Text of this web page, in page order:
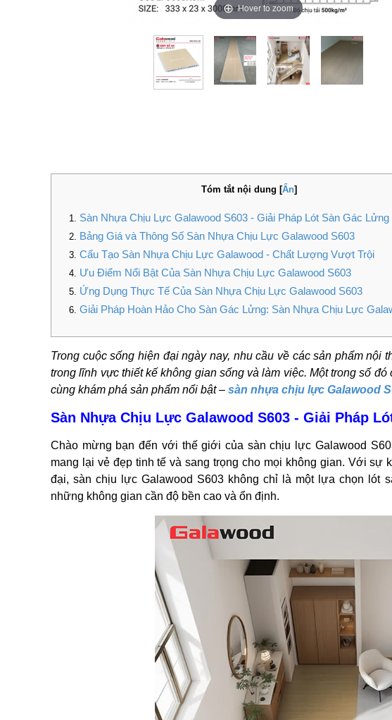
Hover to zoom
Tóm tắt nội dung [Ẩn]
Sàn Nhựa Chịu Lực Galawood S603 - Giải Pháp Lót Sàn Gác Lửng
Bảng Giá và Thông Số Sàn Nhựa Chịu Lực Galawood S603
Cấu Tạo Sàn Nhựa Chịu Lực Galawood - Chất Lượng Vượt Trội
Ưu Điểm Nổi Bật Của Sàn Nhựa Chịu Lực Galawood S603
Ứng Dụng Thực Tế Của Sàn Nhựa Chịu Lực Galawood S603
Giải Pháp Hoàn Hảo Cho Sàn Gác Lửng: Sàn Nhựa Chịu Lực
Trong cuộc sống hiện đại ngày nay, nhu cầu về các sản phẩm
trong lĩnh vực thiết kế không gian sống và làm việc. Một trong số
cùng khám phá sản phẩm nổi bật – sàn nhựa chịu lực Galawood
Sàn Nhựa Chịu Lực Galawood S603 - Giải Pháp
Chào mừng bạn đến với thế giới của sàn chịu lực Galawood
mang lại vẻ đẹp tinh tế và sang trọng cho mọi không gian. Với
đại, sàn chịu lực Galawood S603 không chỉ là một lựa chọn lót
những không gian cần độ bền cao và ổn định.